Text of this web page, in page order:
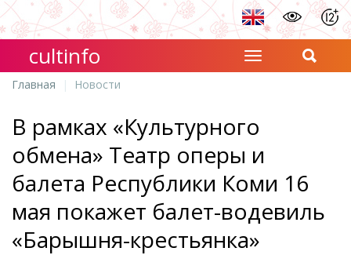
cultinfo
Главная Новости
В рамках «Культурного
обмена» Театр оперы и
балета Республики Коми 16
мая покажет балет-водевиль
«Барышня-крестьянка»